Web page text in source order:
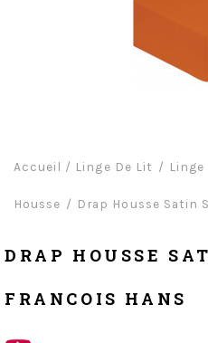
Accueil / Linge De Lit Linge
Housse Drap Housse Satin
DRAP HOUSSE
FRANCOIS HANS